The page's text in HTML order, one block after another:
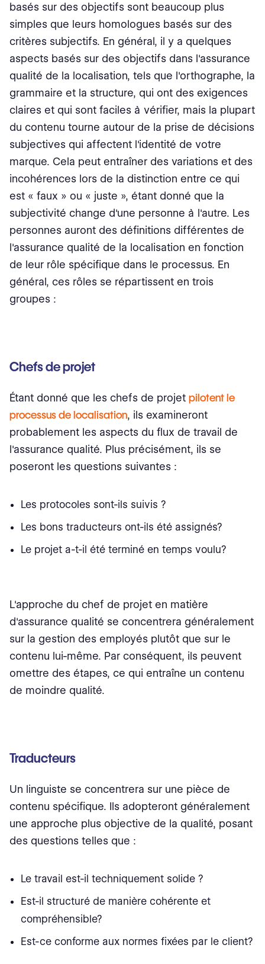
basés sur des objectifs sont beaucoup plus
simples que leurs homologues basés sur des
critères subjectifs. En général, il y a quelques
aspects basés sur des objectifs dans l'assurance
qualité de la localisation, tels que l'orthographe, la
grammaire et la structure, qui ont des exigences
claires et qui sont faciles à vérifier, mais la plupart
du contenu tourne autour de la prise de décisions
subjectives qui affectent l'identité de votre
marque. Cela peut entraîner des variations et des
incohérences lors de la distinction entre ce qui
est « faux » ou « juste », étant donné que la
subjectivité change d'une personne à l'autre.‍ Les
personnes auront des définitions différentes de
l'assurance qualité de la localisation en fonction
de leur rôle spécifique dans le processus. En
général, ces rôles se répartissent en trois
groupes :
Chefs de projet
Étant donné que les chefs de projet pilotent le
processus de localisation, ils examineront
probablement les aspects du flux de travail de
l'assurance qualité. Plus précisément, ils se
poseront les questions suivantes :
Les protocoles sont-ils suivis ?
Les bons traducteurs ont-ils été assignés?
Le projet a-t-il été terminé en temps voulu?
L'approche du chef de projet en matière
d'assurance qualité se concentrera généralement
sur la gestion des employés plutôt que sur le
contenu lui-même. Par conséquent, ils peuvent
omettre des étapes, ce qui entraîne un contenu
de moindre qualité.
Traducteurs
Un linguiste se concentrera sur une pièce de
contenu spécifique. Ils adopteront généralement
une approche plus objective de la qualité, posant
des questions telles que :
Le travail est-il techniquement solide ?
Est-il structuré de manière cohérente et
compréhensible?
Est-ce conforme aux normes fixées par le client?